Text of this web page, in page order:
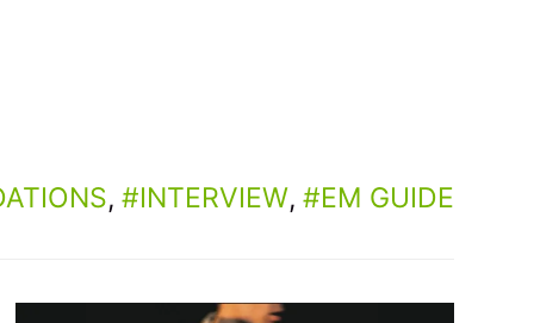
, INTERVIEW, EM GUIDE